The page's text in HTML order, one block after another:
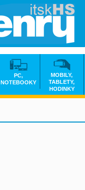
PC,
NOTEBOOKY
MOBILY,
TABLETY,
HODINKY